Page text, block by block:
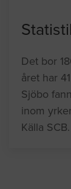
Det bor
året har
Sjöbo
inom
Källa SCB.